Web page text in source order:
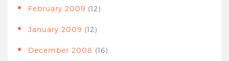
February 2009 (12)
January 2009 (12)
December 2008 (16)